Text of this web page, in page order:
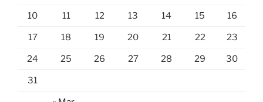
10 11 12 13 14 15 16
17 18 19 20 21 22 23
24 25 26 27 28 29 30
31